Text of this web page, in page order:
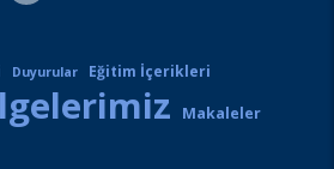
Duyurular Eğitim İçerikleri
Makaleler